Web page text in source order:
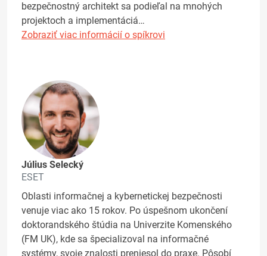
bezpečnostný architekt sa podieľal na mnohých
projektoch a implementáciá…
Zobraziť viac informácií o spíkrovi
Július Selecký
ESET
Oblasti informačnej a kybernetickej bezpečnosti
venuje viac ako 15 rokov. Po úspešnom ukončení
doktorandského štúdia na Univerzite Komenského
(FM UK), kde sa špecializoval na informačné
systémy, svoje znalosti preniesol do praxe. Pôsobí